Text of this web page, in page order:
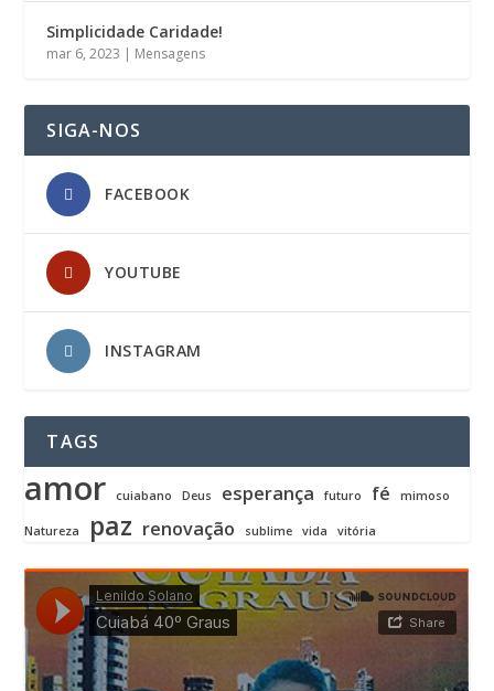
Simplicidade Caridade!
mar 6, 2023 | Mensagens
SIGA-NOS
FACEBOOK
YOUTUBE
INSTAGRAM
TAGS
amor cuiabano Deus esperança futuro fé mimoso
Natureza paz renovação sublime vida vitória